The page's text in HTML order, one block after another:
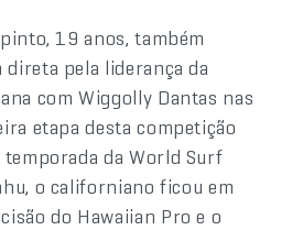
19 anos, também
pela liderança da
com Wiggolly Dantas nas
etapa desta competição
da World Surf
o californiano ficou em
do Hawaiian Pro e o